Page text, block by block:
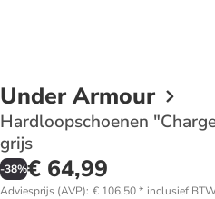
Under Armour
Hardloopschoenen
grijs
-38%€ 64,99
Adviesprijs (AVP): € 106,50* inclusief